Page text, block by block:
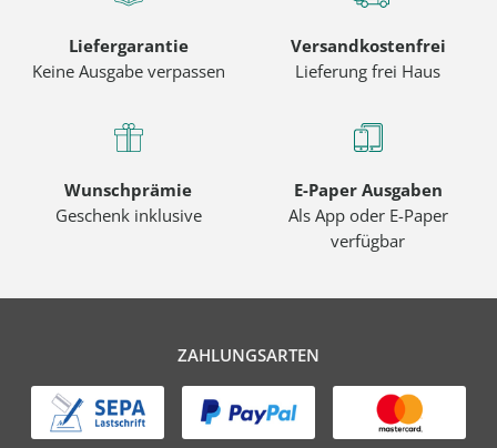
Liefergarantie
Keine Ausgabe verpassen
Versandkostenfrei
Lieferung frei Haus
Wunschprämie
Geschenk inklusive
E-Paper Ausgaben
Als App oder E-Paper
verfügbar
ZAHLUNGSARTEN